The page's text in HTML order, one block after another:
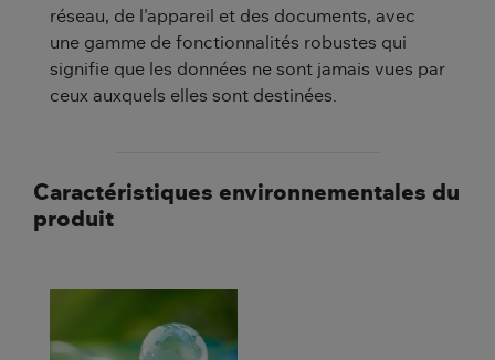
réseau, de l'appareil et des documents, avec
une gamme de fonctionnalités robustes qui
signifie que les données ne sont jamais vues par
ceux auxquels elles sont destinées.
Caractéristiques environnementales du
produit